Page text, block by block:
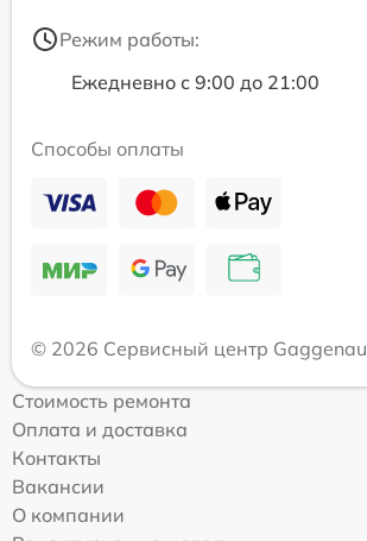
Режим работы:
Ежедневно с 9:00 до 21:00
Способы оплаты
© 2026 Сервисный центр Gaggenau
Стоимость ремонта
Оплата и доставка
Контакты
Вакансии
О компании